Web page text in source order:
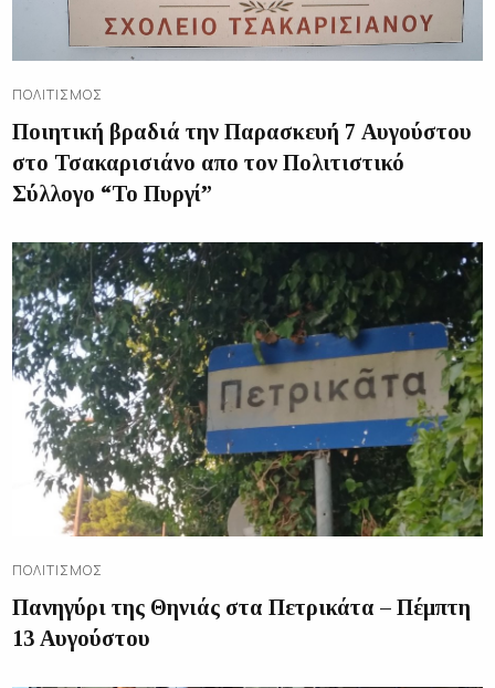
ΠΟΛΙΤΙΣΜΌΣ
Ποιητική βραδιά την Παρασκευή 7 Αυγούστου
στο Τσακαρισιάνο απο τον Πολιτιστικό
Σύλλογο “Το Πυργί”
ΠΟΛΙΤΙΣΜΌΣ
Πανηγύρι της Θηνιάς στα Πετρικάτα – Πέμπτη
13 Αυγούστου